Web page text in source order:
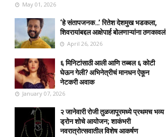
May 01, 2026
‘हे संतापजनक…’ रितेश देशमुख भडकला,
शिवरायांबद्दल आक्षेपार्ह बोलणाऱ्यांना ठणकावलं
April 26, 2026
६ मिनिटांसाठी आली आणि तब्बल ६ कोटी
घेऊन गेली? अभिनेत्रीचं मानधन ऐकून
नेटकरी अवाक
January 07, 2026
२ जानेवारी रोजी तुळजापूरमध्ये प्रथमच भव्य
ड्रोन शोचे आयोजन; शाकंभरी
नवरात्रोत्सवातील विशेष आकर्षण